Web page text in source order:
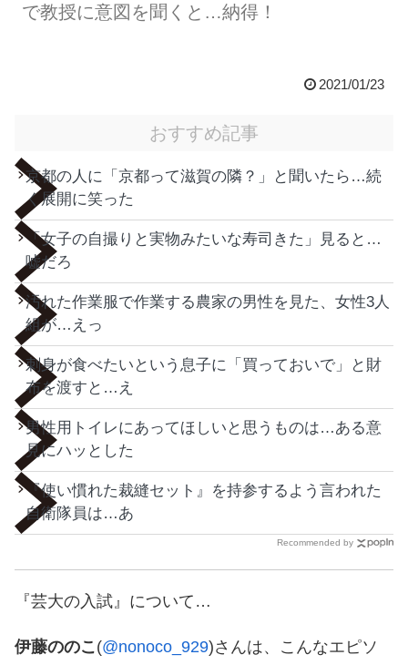
で教授に意図を聞くと…納得！
2021/01/23
おすすめ記事
京都の人に「京都って滋賀の隣？」と聞いたら…続
く展開に笑った
「女子の自撮りと実物みたいな寿司きた」見ると…
嘘だろ
汚れた作業服で作業する農家の男性を見た、女性3人
組が…えっ
刺身が食べたいという息子に「買っておいで」と財
布を渡すと…え
男性用トイレにあってほしいと思うものは…ある意
見にハッとした
『使い慣れた裁縫セット』を持参するよう言われた
自衛隊員は…あ
Recommended by
『芸大の入試』について…
伊藤ののこ (@nonoco_929)さんは、こんなエピソ